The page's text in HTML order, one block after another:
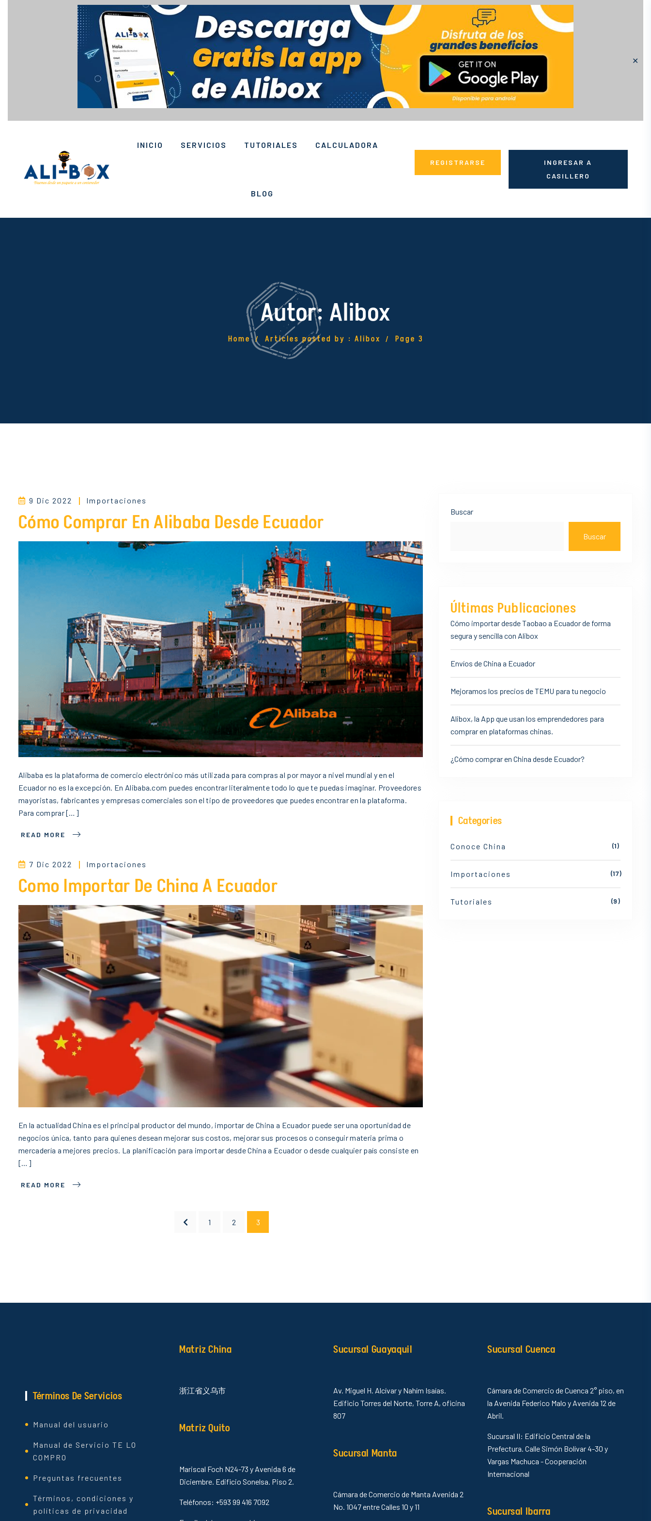
✕
INICIO SERVICIOS TUTORIALES CALCULADORA
BLOG
REGISTRARSE
INGRESAR A
CASILLERO
Autor: Alibox
Home Articles posted by : Alibox Page 3
9 Dic 2022 Importaciones
Cómo Comprar En Alibaba Desde Ecuador
Alibaba es la plataforma de comercio electrónico más utilizada para compras al por mayor a nivel mundial y en el
Ecuador no es la excepción. En Alibaba.com puedes encontrar literalmente todo lo que te puedas imaginar. Proveedores
mayoristas, fabricantes y empresas comerciales son el tipo de proveedores que puedes encontrar en la plataforma.
Para comprar […]
READ MORE
7 Dic 2022 Importaciones
Como Importar De China A Ecuador
En la actualidad China es el principal productor del mundo, importar de China a Ecuador puede ser una oportunidad de
negocios única, tanto para quienes desean mejorar sus costos, mejorar sus procesos o conseguir materia prima o
mercadería a mejores precios. La planificación para importar desde China a Ecuador o desde cualquier país consiste en
[…]
READ MORE
1 2 3
Asides
Buscar
Buscar
Últimas Publicaciones
Cómo importar desde Taobao a Ecuador de forma
segura y sencilla con Alibox
Envíos de China a Ecuador
Mejoramos los precios de TEMU para tu negocio
Alibox, la App que usan los emprendedores para
comprar en plataformas chinas.
¿Cómo comprar en China desde Ecuador?
Categories
Conoce China (1)
Importaciones (17)
Tutoriales (9)
Términos De Servicios
Manual del usuario
Manual de Servicio TE LO
COMPRO
Preguntas frecuentes
Términos, condiciones y
políticas de privacidad
Matriz China
浙江省义乌市
Matriz Quito
Mariscal Foch N24-73 y Avenida 6 de
Diciembre. Edificio Sonelsa. Piso 2.
Teléfonos: +593 99 416 7092
Sucursal Guayaquil
Av. Miguel H. Alcívar y Nahím Isaías.
Edificio Torres del Norte, Torre A, oficina
807
Sucursal Manta
Cámara de Comercio de Manta Avenida 2
No. 1047 entre Calles 10 y 11
Sucursal Cuenca
Cámara de Comercio de Cuenca 2° piso, en
la Avenida Federico Malo y Avenida 12 de
Abril.
Sucursal II: Edificio Central de la
Prefectura. Calle Simón Bolívar 4-30 y
Vargas Machuca - Cooperación
Internacional
Sucursal Ibarra